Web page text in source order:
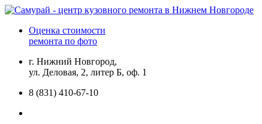
Оценка стоимости
ремонта по фото
г. Нижний Новгород,
ул. Деловая, 2, литер Б, оф. 1
8 (831) 410-67-10